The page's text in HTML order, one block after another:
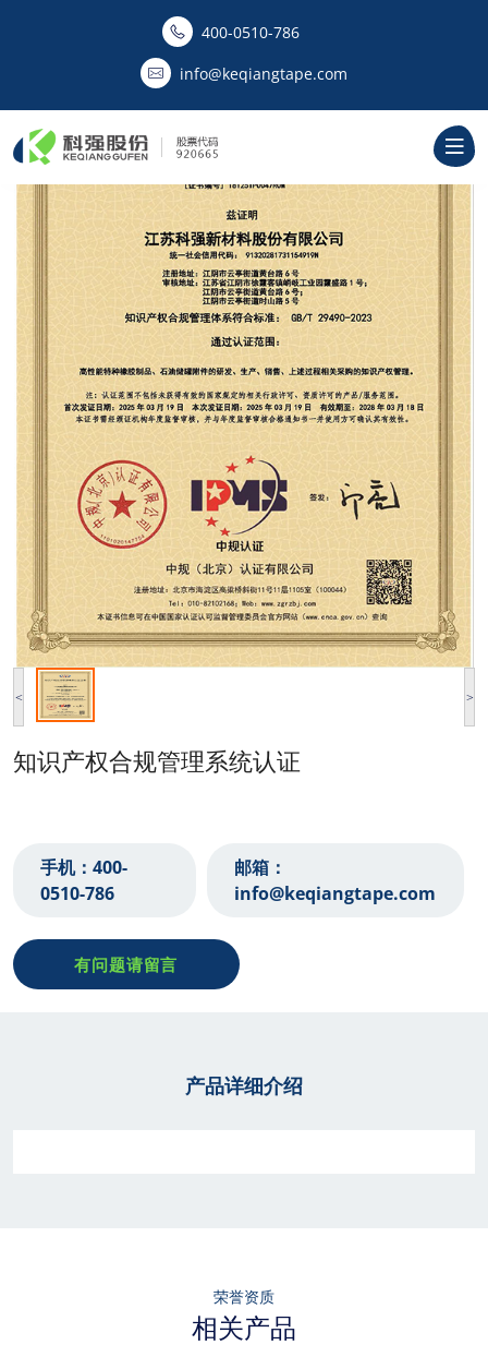
400-0510-786‬
info@keqiangtape.com
< >
知识产权合规管理系统认证
手机： 400-
0510-786‬
邮箱：
info@keqiangtape.com
有问题请留言
产品详细介绍
荣誉资质
相关产品